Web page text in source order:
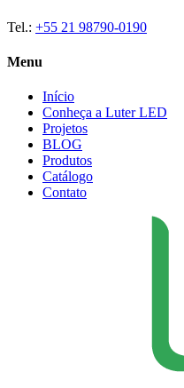
Tel.: +55 21 98790-0190
Menu
Início
Conheça a Luter LED
Projetos
BLOG
Produtos
Catálogo
Contato